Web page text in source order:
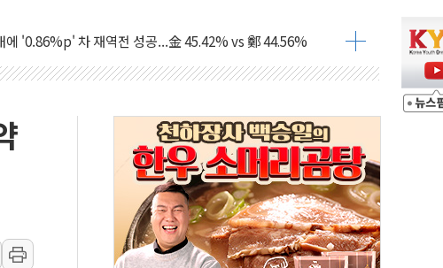
에 '0.86%p' 차 재역전 성공...金 45.42% vs 鄭 44.56%
송영길·정청래·김민석 당대표 후보
후보
경선 결과 발표...김민석 47.75% 정청래 42.08%
결과 발표...김민석 45.09% 정청래 43.27% 송영길 11.63%
결과 발표...김민석 52.64% 정청래 39.89% 송영길 7.47%
만지작…공습 한계·탄약 부족 현실화